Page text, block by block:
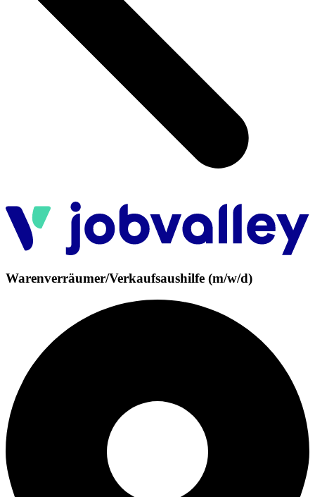
Warenverräumer/Verkaufsaushilfe (m/w/d)